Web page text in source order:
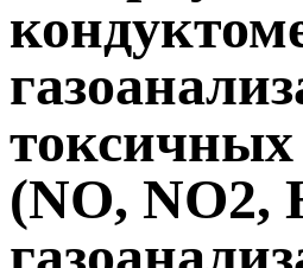
токсичных
(NO, NO2,